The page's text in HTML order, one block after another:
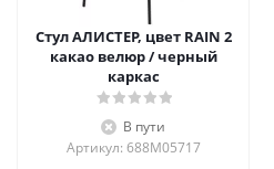
Стул АЛИСТЕР, цвет RAIN 2
какао велюр / черный
каркас
В пути
Артикул: 688М05717